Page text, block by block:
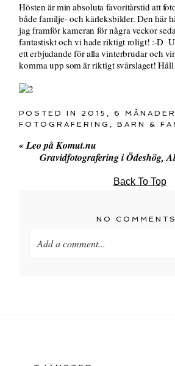
Hösten är min absoluta favoritårstid att
både familje- och kärleksbilder. Den här
jag framför kameran för några veckor
fantastiskt och vi hade riktigt roligt! :-D
ett erbjudande för alla vinterbrudar och
komma upp som är riktigt svårslaget!
POSTED IN 2015 ,6
FOTOGRAFERING ,BARN &
«Leo på Komut.nu
Gravidfotografering i Ödeshög,
Back To Top
NO COMMENTS
Add a comment...